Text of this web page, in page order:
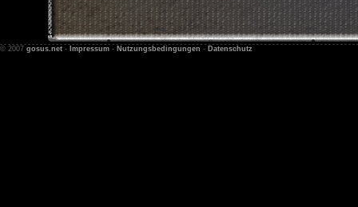
© 2007 gosus.net - Impressum - Nutzungsbedingungen - Datenschutz